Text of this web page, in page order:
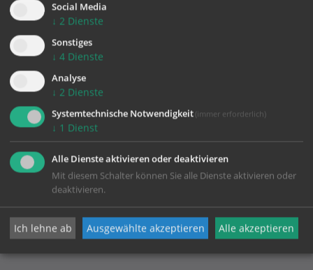
Bitte akzeptieren Sie
die Seite neu
zurück
Social Media
↓ 2 Dienste
Sonstiges
↓ 4 Dienste
Analyse
↓ 2 Dienste
Systemtechnische Notwendigkeit (immer erforderlich)
↓ 1 Dienst
Alle Dienste aktivieren oder deaktivieren
Mit diesem Schalter können Sie alle Dienste aktivieren oder
deaktivieren.
Ich lehne ab Ausgewählte akzeptieren Alle akzeptieren